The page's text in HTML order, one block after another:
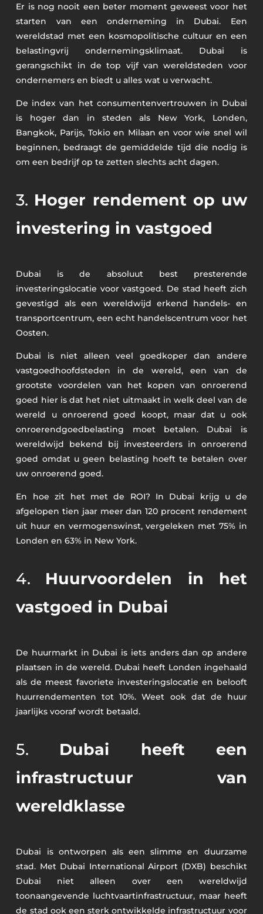
Er is nog nooit een beter moment geweest voor het
starten van een onderneming in Dubai. Een
wereldstad met een kosmopolitische cultuur en een
belastingvrij ondernemingsklimaat. Dubai is
gerangschikt in de top vijf van wereldsteden voor
ondernemers en biedt u alles wat u verwacht.
De index van het consumentenvertrouwen in Dubai
is hoger dan in steden als New York, Londen,
Bangkok, Parijs, Tokio en Milaan en voor wie snel wil
beginnen, bedraagt de gemiddelde tijd die nodig is
om een bedrijf op te zetten slechts acht dagen.
3. Hoger rendement op uw
investering in vastgoed
Dubai is de absoluut best presterende
investeringslocatie voor vastgoed. De stad heeft zich
gevestigd als een wereldwijd erkend handels- en
transportcentrum, een echt handelscentrum voor het
Oosten.
Dubai is niet alleen veel goedkoper dan andere
vastgoedhoofdsteden in de wereld, een van de
grootste voordelen van het kopen van onroerend
goed hier is dat het niet uitmaakt in welk deel van de
wereld u onroerend goed koopt, maar dat u ook
onroerendgoedbelasting moet betalen. Dubai is
wereldwijd bekend bij investeerders in onroerend
goed omdat u geen belasting hoeft te betalen over
uw onroerend goed.
En hoe zit het met de ROI? In Dubai krijg u de
afgelopen tien jaar meer dan 120 procent rendement
uit huur en vermogenswinst, vergeleken met 75% in
Londen en 63% in New York.
4. Huurvoordelen in het
vastgoed in Dubai
De huurmarkt in Dubai is iets anders dan op andere
plaatsen in de wereld. Dubai heeft Londen ingehaald
als de meest favoriete investeringslocatie en belooft
huurrendementen tot 10%. Weet ook dat de huur
jaarlijks vooraf wordt betaald.
5. Dubai heeft een
infrastructuur van
wereldklasse
Dubai is ontworpen als een slimme en duurzame
stad. Met Dubai International Airport (DXB) beschikt
Dubai niet alleen over een wereldwijd
toonaangevende luchtvaartinfrastructuur, maar heeft
de stad ook een sterk ontwikkelde infrastructuur voor